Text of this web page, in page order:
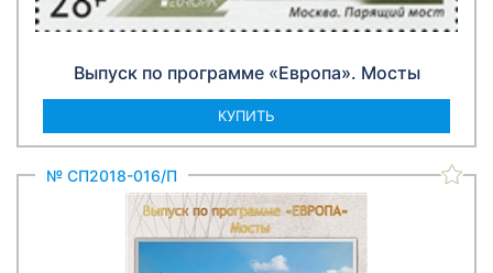
Выпуск по программе «Европа». Мосты
КУПИТЬ
№ СП2018-016/П